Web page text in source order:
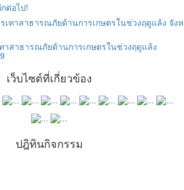
ต่อไป!
าสาธารณภัยด้านการเกษตรในช่วงฤดูแล้ง
เว็บไซต์ที่เกี่ยวข้อง
ปฎิทินกิจกรรม